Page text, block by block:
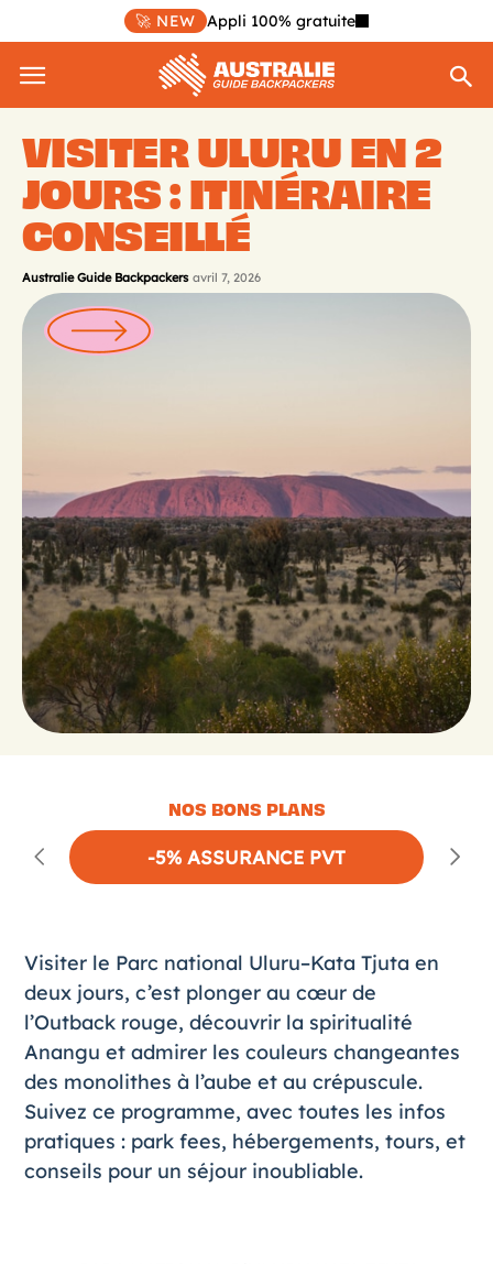
🚀 NEW Appli 100% gratuite
VISITER ULURU EN 2
JOURS : ITINÉRAIRE
CONSEILLÉ
Australie Guide Backpackers avril 7, 2026
NOS BONS PLANS
-5% ASSURANCE PVT
Visiter le Parc national Uluru–Kata Tjuta en
deux jours, c’est plonger au cœur de
l’Outback rouge, découvrir la spiritualité
Anangu et admirer les couleurs changeantes
des monolithes à l’aube et au crépuscule.
Suivez ce programme, avec toutes les infos
pratiques : park fees, hébergements, tours, et
conseils pour un séjour inoubliable.